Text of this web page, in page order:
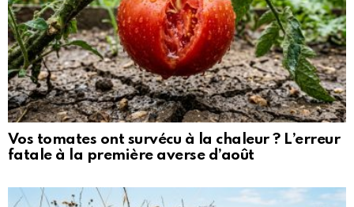
Vos tomates ont survécu à la chaleur ? L’erreur
fatale à la première averse d’août